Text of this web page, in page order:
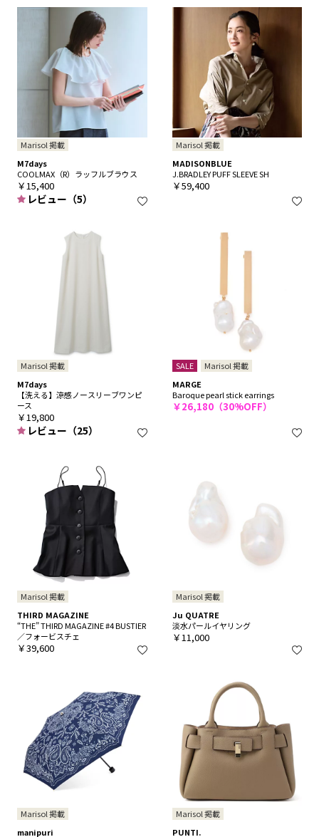
Marisol 掲載
M7days
COOLMAX（R）ラッフルブラウス
￥15,400
レビュー（5）
Marisol 掲載
MADISONBLUE
J.BRADLEY PUFF SLEEVE SH
￥59,400
Marisol 掲載
M7days
【洗える】涼感ノースリーブワンピ
ース
￥19,800
レビュー（25）
SALE
Marisol 掲載
MARGE
Baroque pearl stick earrings
￥26,180（30%OFF）
Marisol 掲載
THIRD MAGAZINE
“THE” THIRD MAGAZINE #4 BUSTIER
／フォービスチェ
￥39,600
Marisol 掲載
Ju QUATRE
淡水パールイヤリング
￥11,000
Marisol 掲載
manipuri
Marisol 掲載
PUNTI.